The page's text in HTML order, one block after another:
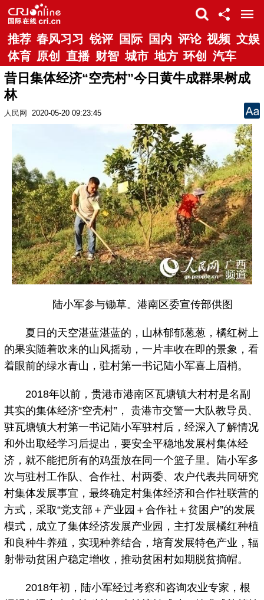
推荐 春风习习 锐评 国际 国内 评论 视频 文娱
体育 原创 直播 财智 城市 地方 环创 汽车
昔日集体经济“空壳村”今日黄牛成群果树成
林
人民网 2020-05-20 09:23:45
陆小军参与锄草。港南区委宣传部供图
夏日的天空湛蓝湛蓝的，山林郁郁葱葱，橘红树上
的果实随着吹来的山风摇动，一片丰收在即的景象，看
着眼前的绿水青山，驻村第一书记陆小军喜上眉梢。
2018年以前，贵港市港南区瓦塘镇大村村是名副
其实的集体经济“空壳村”， 贵港市交警一大队教导员、
驻瓦塘镇大村第一书记陆小军驻村后，经深入了解情况
和外出取经学习后提出，要安全平稳地发展村集体经
济，就不能把所有的鸡蛋放在同一个篮子里。陆小军多
次与驻村工作队、合作社、村两委、农户代表共同研究
村集体发展事宜，最终确定村集体经济和合作社联营的
方式，采取“党支部＋产业园＋合作社＋贫困户”的发展
模式，成立了集体经济发展产业园，主打发展橘红种植
和良种牛养殖，实现种养结合，培育发展特色产业，辐
射带动贫困户稳定增收，推动贫困村如期脱贫摘帽。
2018年初，陆小军经过考察和咨询农业专家，根